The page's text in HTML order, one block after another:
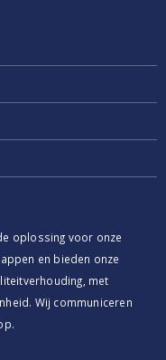
oplossing voor onze
en bieden onze
met
Wij communiceren